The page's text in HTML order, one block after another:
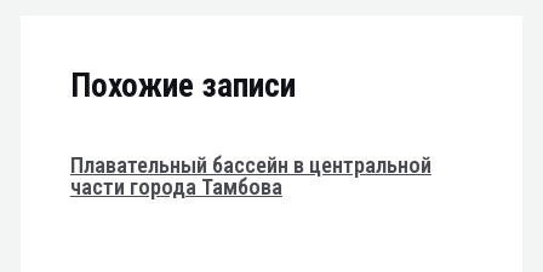
Похожие записи
Плавательный бассейн в центральной
части города Тамбова